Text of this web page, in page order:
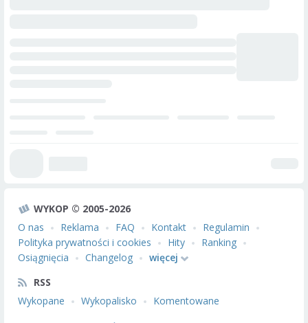
WYKOP © 2005-2026
O nas
Reklama FAQ Kontakt
Regulamin
Polityka prywatności i cookies
Hity
Ranking
Osiągnięcia
Changelog
więcej
RSS
Wykopane
Wykopalisko
Komentowane